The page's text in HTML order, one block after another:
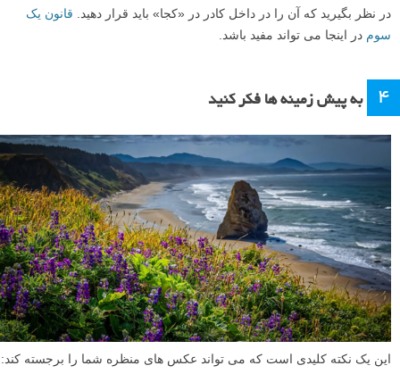
در نظر بگیرید که آن را در داخل کادر در «کجا» باید قرار دهید. قانون یک
سوم در اینجا می تواند مفید باشد.
۴ به پیش زمینه ها فکر کنید
این یک نکته کلیدی است که می تواند عکس های منظره شما را برجسته کند: